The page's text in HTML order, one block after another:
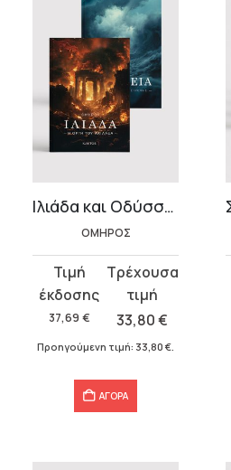
Ιλιάδα και Οδύσσεια
ΟΜΗΡΟΣ
37,69 €
Original
price
was:
37,69 €.
33,80€
τρέχουσα
τιμή
είναι:
Προηγούμενη τιμή: 33,80 €.
ΑΓΟΡΑ